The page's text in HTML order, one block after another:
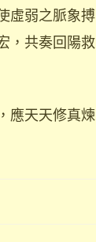
虛弱之脈象搏
，共奏回陽救
應天天修真煉